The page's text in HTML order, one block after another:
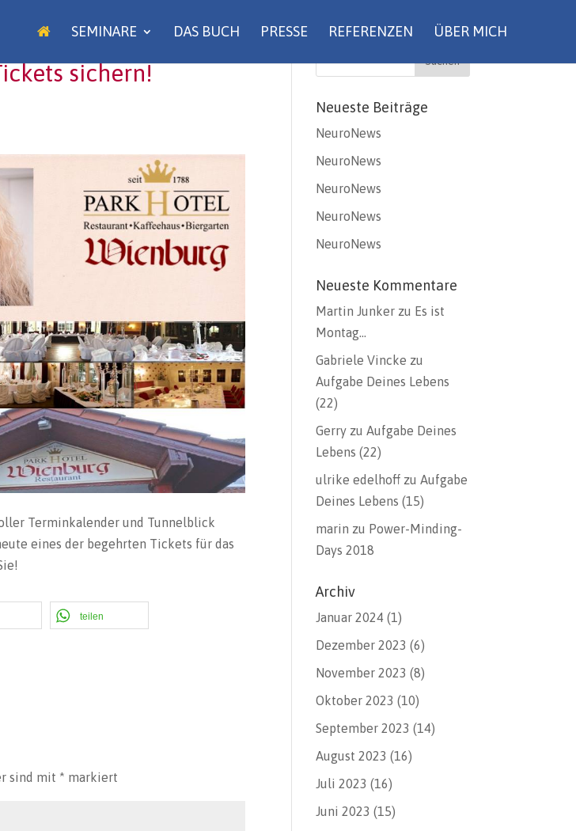
SEMINARE DAS BUCH PRESSE REFERENZEN ÜBER MICH
sichern!
Terminkalender und Tunnelblick
eines der begehrten Tickets für das
teilen
sind mit * markiert
Neueste Beiträge
NeuroNews
NeuroNews
NeuroNews
NeuroNews
NeuroNews
Neueste Kommentare
Martin Junker zu Es ist
Montag…
Gabriele Vincke zu
Aufgabe Deines Lebens
(22)
Gerry zuAufgabe Deines
Lebens (22)
ulrike edelhoff zuAufgabe
Deines Lebens (15)
marin zu Power-Minding-
Days 2018
Archiv
Januar 2024 (1)
Dezember 2023 (6)
November 2023 (8)
Oktober 2023 (10)
September 2023 (14)
August 2023 (16)
Juli 2023 (16)
Juni 2023 (15)